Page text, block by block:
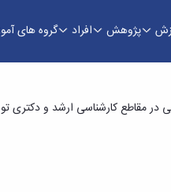
پژوهش افراد گروه های
صنعت پتروشیمی در
مقاطع کارشناسی ارشد و دکتری